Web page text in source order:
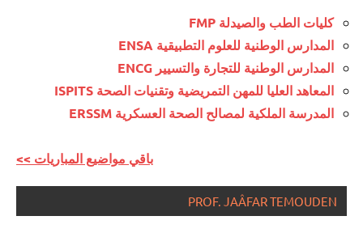
كليات الطب والصيدلة FMP
المدارس الوطنية للعلوم التطبيقية ENSA
المدارس الوطنية للتجارة والتسيير ENCG
المعاهد العليا للمهن التمريضية وتقنيات الصحة ISPITS
المدرسة الملكية لمصالح الصحة العسكرية ERSSM
<< باقي مواضيع المباريات
PROF. JAÂFAR TEMOUDEN